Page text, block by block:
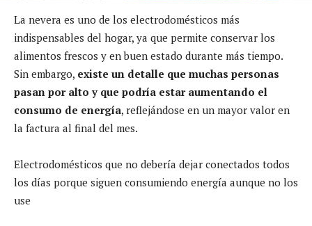
La nevera es uno de los electrodomésticos más
indispensables del hogar, ya que permite conservar los
alimentos frescos y en buen estado durante más tiempo.
Sin embargo, existe un detalle que muchas personas
pasan por alto y que podría estar aumentando el
consumo de energía, reflejándose en un mayor valor en
la factura al final del mes.
Electrodomésticos que no debería dejar conectados todos
los días porque siguen consumiendo energía aunque no los
use